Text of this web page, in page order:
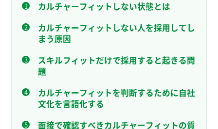
カルチャーフィットしない状態とは
カルチャーフィットしない人を採用してし
まう原因
スキルフィットだけで採用すると起きる問
題
カルチャーフィットを判断するために自社
文化を言語化する
面接で確認すべきカルチャーフィットの質